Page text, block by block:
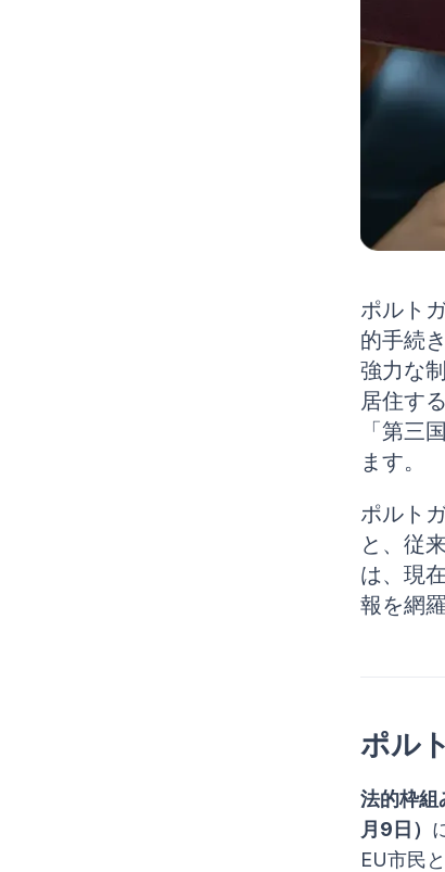
ポルト
的手続
強力な
居住す
「第三
ます。
ポルト
と、従
は、現
報を網
ポル
法的枠組
月9日）
EU市民